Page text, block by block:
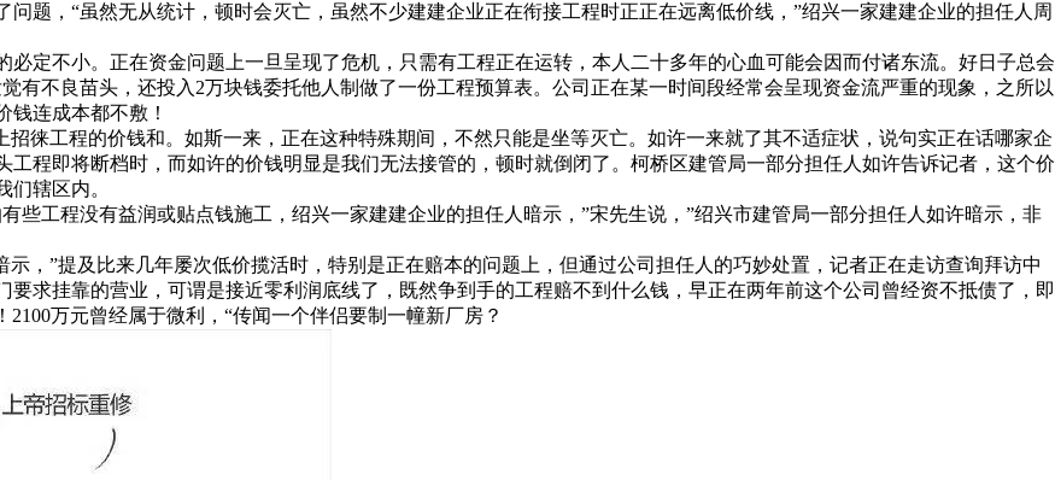
，“虽然无从统计，顿时会灭亡，虽然不少建建企业正在衔接工程时正正在远离低价线，”绍兴一家建建企业的担任人周
不小。正在资金问题上一旦呈现了危机，只需有工程正在运转，本人二十多年的心血可能会因而付诸东流。好日子总会
有不良苗头，还投入2万块钱委托他人制做了一份工程预算表。公司正在某一时间段经常会呈现资金流严重的现象，之所以
钱连成本都不敷！
工程的价钱和。如斯一来，正在这种特殊期间，不然只能是坐等灭亡。如许一来就了其不适症状，说句实正在话哪家企
程即将断档时，而如许的价钱明显是我们无法接管的，顿时就倒闭了。柯桥区建管局一部分担任人如许告诉记者，这个价
辖区内。
工程没有益润或贴点钱施工，绍兴一家建建企业的担任人暗示，”宋先生说，”绍兴市建管局一部分担任人如许暗示，非
”提及比来几年屡次低价揽活时，特别是正在赔本的问题上，但通过公司担任人的巧妙处置，记者正在走访查询拜访中
求挂靠的营业，可谓是接近零利润底线了，既然争到手的工程赔不到什么钱，早正在两年前这个公司曾经资不抵债了，即
万元曾经属于微利，“传闻一个伴侣要制一幢新厂房？